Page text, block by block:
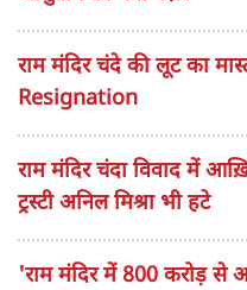
राम जन्मभूमि तीर्थ क्षेत्र
जानकारी मामले के
थी। हालांकि, उस समय
नहीं कराई गई। पुलिस को कोई
सम्बंधित खबरें
राम मंदिर से कृषि सब्सिडी
आशुतोष की पैनी नज़र